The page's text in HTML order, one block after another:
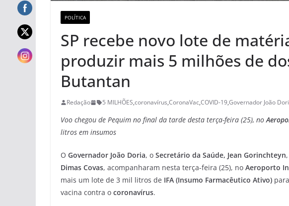
POLÍTICA
SP recebe novo lote de
produzir mais 5 milhões de
Butantan
Redação 5 MILHÕES,coronavírus,CoronaVac,COVID-19,Governador João
Voo chegou de Pequim no final da tarde desta terça-feira (25), no
litros em insumos
O Governador João Doria, o Secretário da Saúde, Jean Gorinchteyn
Dimas Covas, acompanharam nesta terça-feira (25), no Aeroporto
mais um lote de 3 mil litros de IFA (Insumo Farmacêutico Ativo)
vacina contra o coronavírus.